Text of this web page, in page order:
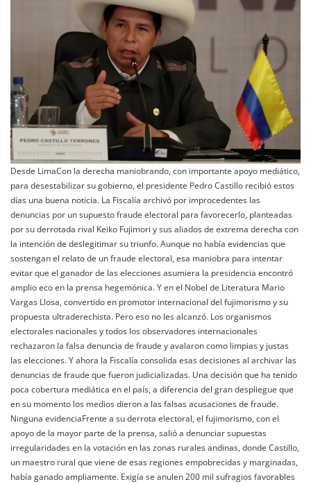
Desde LimaCon la derecha maniobrando, con importante apoyo mediático,
para desestabilizar su gobierno, el presidente Pedro Castillo recibió estos
días una buena noticia. La Fiscalía archivó por improcedentes las
denuncias por un supuesto fraude electoral para favorecerlo, planteadas
por su derrotada rival Keiko Fujimori y sus aliados de extrema derecha con
la intención de deslegitimar su triunfo. Aunque no había evidencias que
sostengan el relato de un fraude electoral, esa maniobra para intentar
evitar que el ganador de las elecciones asumiera la presidencia encontró
amplio eco en la prensa hegemónica. Y en el Nobel de Literatura Mario
Vargas Llosa, convertido en promotor internacional del fujimorismo y su
propuesta ultraderechista. Pero eso no les alcanzó. Los organismos
electorales nacionales y todos los observadores internacionales
rechazaron la falsa denuncia de fraude y avalaron como limpias y justas
las elecciones. Y ahora la Fiscalía consolida esas decisiones al archivar las
denuncias de fraude que fueron judicializadas. Una decisión que ha tenido
poca cobertura mediática en el país, a diferencia del gran despliegue que
en su momento los medios dieron a las falsas acusaciones de fraude.
Ninguna evidenciaFrente a su derrota electoral, el fujimorismo, con el
apoyo de la mayor parte de la prensa, salió a denunciar supuestas
irregularidades en la votación en las zonas rurales andinas, donde Castillo,
un maestro rural que viene de esas regiones empobrecidas y marginadas,
había ganado ampliamente. Exigía se anulen 200 mil sufragios favorables